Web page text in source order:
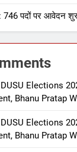
746 पदों पर आवेदन
DUSU Elections
Bhanu Pratap
DUSU Elections
Bhanu Pratap